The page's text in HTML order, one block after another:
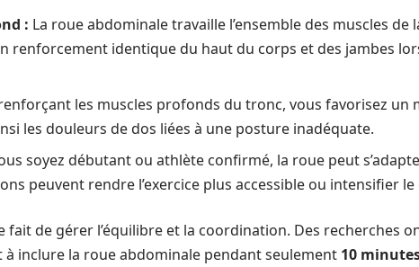
: La roue abdominale travaille l’ensemble des muscles de
renforcement identique du haut du corps et des jambes
les muscles profonds du tronc, vous favorisez un
les douleurs de dos liées à une posture inadéquate.
soyez débutant ou athlète confirmé, la roue peut
peuvent rendre l’exercice plus accessible ou intensifier le
fait de gérer l’équilibre et la coordination. Des recherches
inclure la roue abdominale pendant seulement 10